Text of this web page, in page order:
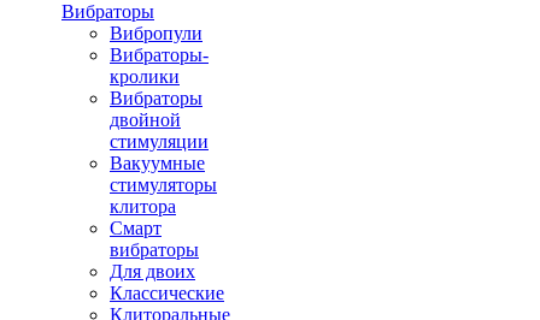
Вибраторы
Вибропули
Вибраторы-
кролики
Вибраторы
двойной
стимуляции
Вакуумные
стимуляторы
клитора
Смарт
вибраторы
Для двоих
Классические
Клиторальные